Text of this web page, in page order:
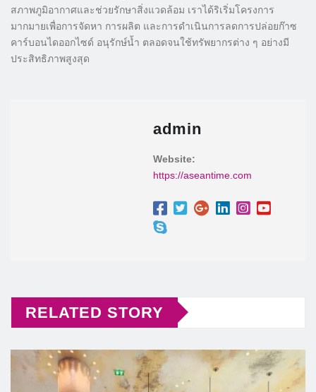
สภาพภูมิอากาศและช่วยรักษาสิ่งแวดล้อม เราได้ริเริ่มโครงการ
มากมายเพื่อการจัดหา การผลิต และการดำเนินการลดการปล่อยก๊าซ
คาร์บอนไดออกไซด์ อนุรักษ์น้ำ ตลอดจนใช้ทรัพยากรต่าง ๆ อย่างมี
ประสิทธิภาพสูงสุด
admin
Website:
https://aseantime.com
RELATED STORY